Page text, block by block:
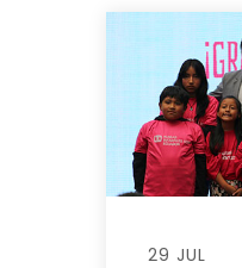
29 JUL